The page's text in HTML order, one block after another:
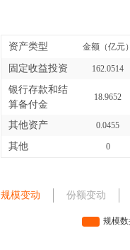
资产类型 金额（亿元）
固定收益投资 162.0514
银行存款和结
算备付金
18.9652
其他资产 0.0455
其他 0
规模变动 份额变动